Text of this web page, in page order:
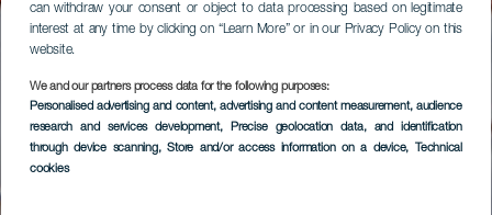
can withdraw your consent or object to data processing based on legitimate
interest at any time by clicking on “Learn More” or in our Privacy Policy on this
website.
We and our partners process data for the following purposes:
Personalised advertising and content, advertising and content measurement, audience
research and services development, Precise geolocation data, and identification
through device scanning, Store and/or access information on a device, Technical
cookies